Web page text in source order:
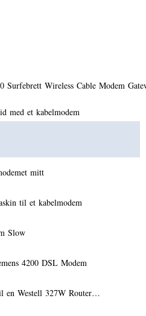
Surfebrett Wireless Cable Modem
med et kabelmodem
mitt
til et kabelmodem
Slow
4200 DSL Modem
en Westell 327W Router…